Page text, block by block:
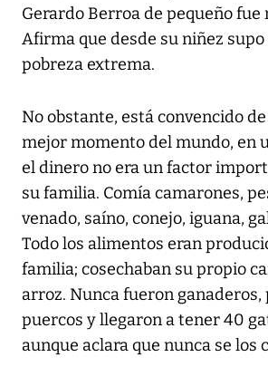
Gerardo Berroa de pequeño
Afirma que desde su niñez supo
pobreza extrema.
No obstante, está convencido
mejor momento del mundo, en
el dinero no era un factor
su familia. Comía camarones,
venado, saíno, conejo, iguana,
Todo los alimentos eran
familia; cosechaban su propio
arroz. Nunca fueron
puercos y llegaron a tener 40
aunque aclara que nunca se los